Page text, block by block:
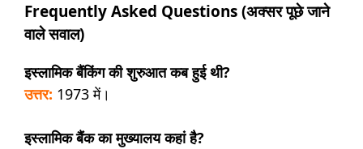
Frequently Asked Questions (अक्सर पूछे जाने
वाले सवाल)
इस्लामिक बैंकिंग की शुरुआत कब हुई थी?
उत्तर: 1973 में।
इस्लामिक बैंक का मुख्यालय कहां है?